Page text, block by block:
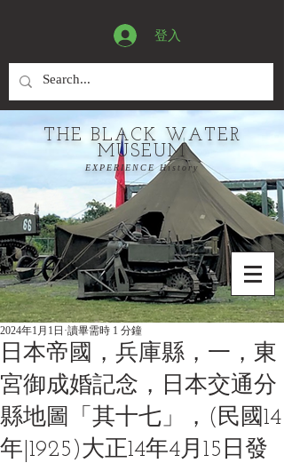
登入
THE BLACK WATER
MUSEUM
EXPERIENCE History
日本帝國，兵庫縣，一，東
宮御成婚記念，日本交通分
縣地圖「其十七」，(民國14
年|1925)大正14年4月15日發
2024年1月1日 讀畢需時 1 分鐘